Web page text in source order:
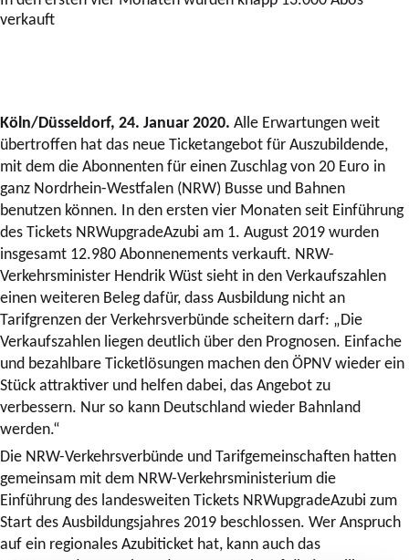
verkauft
Köln/Düsseldorf, 24. Januar 2020. Alle Erwartungen weit
übertroffen hat das neue Ticketangebot für Auszubildende,
mit dem die Abonnenten für einen Zuschlag von 20 Euro in
ganz Nordrhein-Westfalen (NRW) Busse und Bahnen
benutzen können. In den ersten vier Monaten seit Einführung
des Tickets NRWupgradeAzubi am 1. August 2019 wurden
insgesamt 12.980 Abonnenements verkauft. NRW-
Verkehrsminister Hendrik Wüst sieht in den Verkaufszahlen
einen weiteren Beleg dafür, dass Ausbildung nicht an
Tarifgrenzen der Verkehrsverbünde scheitern darf: „Die
Verkaufszahlen liegen deutlich über den Prognosen. Einfache
und bezahlbare Ticketlösungen machen den ÖPNV wieder ein
Stück attraktiver und helfen dabei, das Angebot zu
verbessern. Nur so kann Deutschland wieder Bahnland
werden.“
Die NRW-Verkehrsverbünde und Tarifgemeinschaften hatten
gemeinsam mit dem NRW-Verkehrsministerium die
Einführung des landesweiten Tickets NRWupgradeAzubi zum
Start des Ausbildungsjahres 2019 beschlossen. Wer Anspruch
auf ein regionales Azubiticket hat, kann auch das